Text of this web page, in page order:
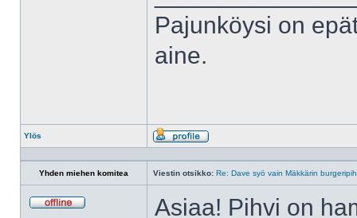
Pajunköysi on
aine.
Ylös
Profiili
Yhden miehen komitea Viestin otsikko: Re: Dave syö vain Mäkkärin
Asiaa! Pihvi on